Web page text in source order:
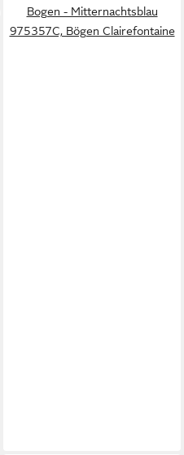
Bogen - Mitternachtsblau
975357C, Bögen Clairefontaine